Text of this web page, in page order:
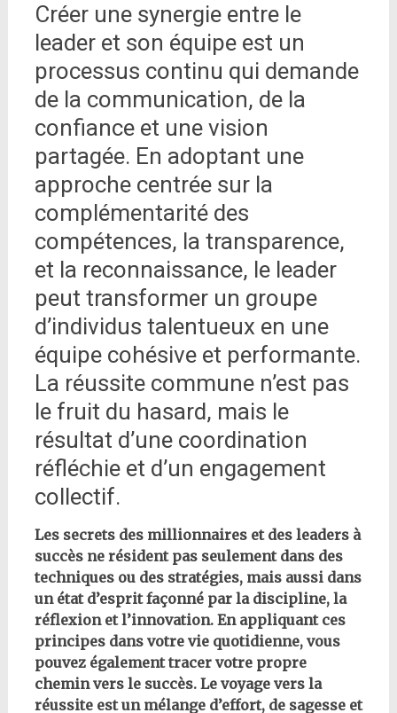
Créer une synergie entre le
leader et son équipe est un
processus continu qui demande
de la communication, de la
confiance et une vision
partagée. En adoptant une
approche centrée sur la
complémentarité des
compétences, la transparence,
et la reconnaissance, le leader
peut transformer un groupe
d’individus talentueux en une
équipe cohésive et performante.
La réussite commune n’est pas
le fruit du hasard, mais le
résultat d’une coordination
réfléchie et d’un engagement
collectif.
Les secrets des millionnaires et des leaders à
succès ne résident pas seulement dans des
techniques ou des stratégies, mais aussi dans
un état d’esprit façonné par la discipline, la
réflexion et l’innovation. En appliquant ces
principes dans votre vie quotidienne, vous
pouvez également tracer votre propre
chemin vers le succès. Le voyage vers la
réussite est un mélange d’effort, de sagesse et